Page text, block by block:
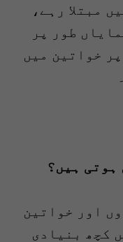
مبتلا رہے،
طور پر
خواتین میں
ہوتی ہیں؟
اور خواتین
کچھ بنیادی